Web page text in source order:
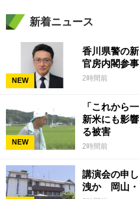
新着ニュース
NEW
香川県警の
官房内閣参
2時間前
NEW
「これから
新米にも影
る被害
2時間前
講演会の申
洩か 岡山・